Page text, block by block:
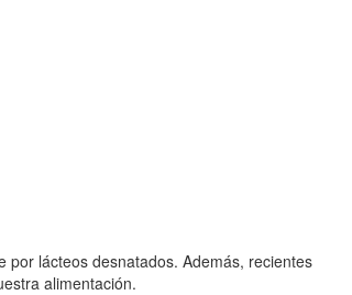
lácteos desnatados. Además, recientes
alimentación.